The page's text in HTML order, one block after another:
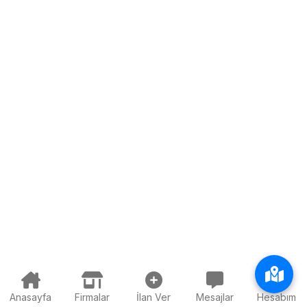
Anasayfa Firmalar İlan Ver Mesajlar Hesabım